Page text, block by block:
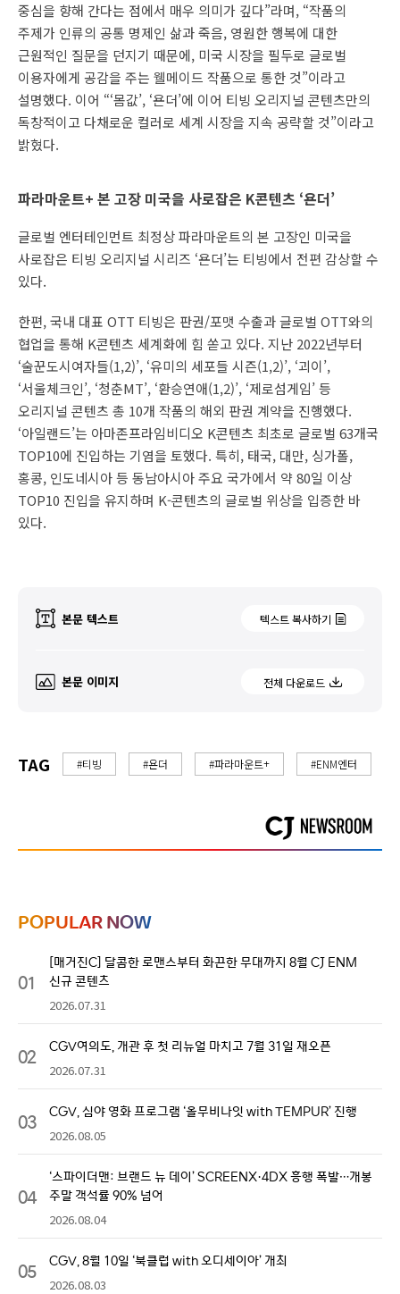
중심을 향해 간다는 점에서 매우 의미가 깊다”라며, “작품의
주제가 인류의 공통 명제인 삶과 죽음, 영원한 행복에 대한
근원적인 질문을 던지기 때문에, 미국 시장을 필두로 글로벌
이용자에게 공감을 주는 웰메이드 작품으로 통한 것”이라고
설명했다. 이어 “‘몸값’, ‘욘더’에 이어 티빙 오리지널 콘텐츠만의
독창적이고 다채로운 컬러로 세계 시장을 지속 공략할 것”이라고
밝혔다.
파라마운트+ 본 고장 미국을 사로잡은 K콘텐츠 ‘욘더’
글로벌 엔터테인먼트 최정상 파라마운트의 본 고장인 미국을
사로잡은 티빙 오리지널 시리즈 ‘욘더’는 티빙에서 전편 감상할 수
있다.
한편, 국내 대표 OTT 티빙은 판권/포맷 수출과 글로벌 OTT와의
협업을 통해 K콘텐츠 세계화에 힘 쏟고 있다. 지난 2022년부터
‘술꾼도시여자들(1,2)’, ‘유미의 세포들 시즌(1,2)’, ‘괴이’,
‘서울체크인’, ‘청춘MT’, ‘환승연애(1,2)’, ‘제로섬게임’ 등
오리지널 콘텐츠 총 10개 작품의 해외 판권 계약을 진행했다.
‘아일랜드’는 아마존프라임비디오 K콘텐츠 최초로 글로벌 63개국
TOP10에 진입하는 기염을 토했다. 특히, 태국, 대만, 싱가폴,
홍콩, 인도네시아 등 동남아시아 주요 국가에서 약 80일 이상
TOP10 진입을 유지하며 K-콘텐츠의 글로벌 위상을 입증한 바
있다.
본문 텍스트 텍스트 복사하기
본문 이미지 전체 다운로드
TAG #티빙 #욘더 #파라마운트+ #ENM엔터
POPULAR NOW
01
[매거진C] 달콤한 로맨스부터 화끈한 무대까지 8월 CJ ENM
신규 콘텐츠
2026.07.31
02 CGV여의도, 개관 후 첫 리뉴얼 마치고 7월 31일 재오픈
2026.07.31
03 CGV, 심야 영화 프로그램 ‘올무비나잇 with TEMPUR’ 진행
2026.08.05
04
‘스파이더맨: 브랜드 뉴 데이’ SCREENX·4DX 흥행 폭발…개봉
주말 객석률 90% 넘어
2026.08.04
05 CGV, 8월 10일 ‘북클럽 with 오디세이아’ 개최
2026.08.03